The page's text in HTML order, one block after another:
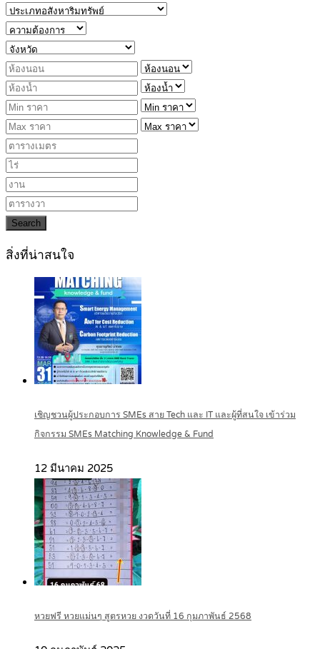
Search
สิ่งที่น่าสนใจ
เชิญชวนผู้ประกอบการ SMEs สาย Tech และ IT และผู้ที่สนใจ เข้าร่วม
กิจกรรม SMEs Matching Knowledge & Fund
12 มีนาคม 2025
หวยฟรี หวยแม่นๆ สูตรหวย งวดวันที่ 16 กุมภาพันธ์ 2568